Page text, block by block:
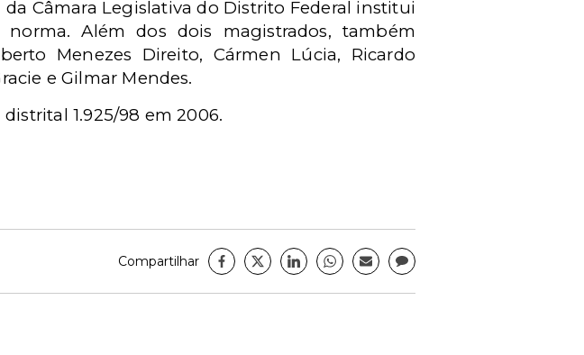
Câmara Legislativa do Distrito Federal institui
Além dos dois magistrados, também
Menezes Direito, Cármen Lúcia, Ricardo
e Gilmar Mendes.
1.925/98 em 2006.
Compartilhar